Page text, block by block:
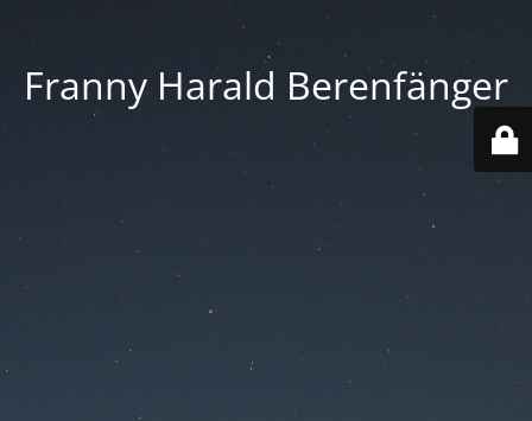
Franny Harald Berenfänger